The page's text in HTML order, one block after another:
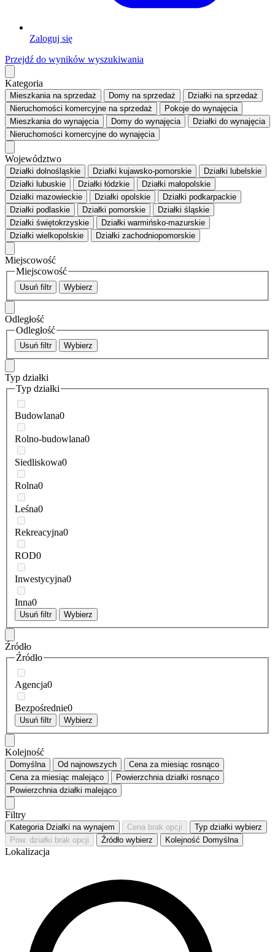
Zaloguj się
Przejdź do wyników wyszukiwania
Kategoria
Mieszkaniana sprzedaż Domy na sprzedaż Działki na sprzedaż
Nieruchomości komercyjne na sprzedaż Pokoje do wynajęcia
Mieszkaniado wynajęcia Domy do wynajęcia Działki do wynajęcia
Nieruchomości komercyjne do wynajęcia
Województwo
Działki dolnośląskie Działki kujawsko-pomorskie
Działki lubelskie
Działki lubuskie
Działki łódzkie
Działki małopolskie
Działki mazowieckie
Działki opolskie
Działki podkarpackie
Działki podlaskie
Działki pomorskie
Działki śląskie
Działki świętokrzyskie
Działki warmińsko-mazurskie
Działki wielkopolskie
Działki zachodniopomorskie
Miejscowość
Miejscowość
Usuń filtr Wybierz
Odległość
Odległość
Usuń filtr Wybierz
Typ działki
Typ działki
Budowlana0
Rolno-budowlana0
Siedliskowa0
Rolna0
Leśna0
Rekreacyjna0
ROD0
Inwestycyjna0
Inna0
Usuń filtr Wybierz
Źródło
Źródło
Agencja0
Bezpośrednie0
Usuń filtr Wybierz
Kolejność
Domyślna Od najnowszych Cena za miesiąc rosnąco
Cena za miesiąc malejąco Powierzchnia działki rosnąco
Powierzchnia działki malejąco
Filtry
Kategoria Działki na wynajem Cena brak opcji Typ działki wybierz
Pow. działki brak opcji Źródło wybierz Kolejność Domyślna
Lokalizacja